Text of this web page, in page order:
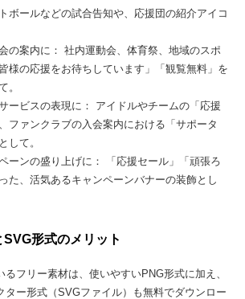
ボールなどの試合告知や、応援団の紹介アイコ
の案内に： 社内運動会、体育祭、地域のスポ
様の応援をお待ちしています」「観覧無料」を
。
ービスの表現に： アイドルやチームの「応援
ファンクラブの入会案内における「サポータ
して。
ーンの盛り上げに： 「応援セール」「頑張ろ
た、活気あるキャンペーンバナーの装飾とし
形式のメリット
るフリー素材は、使いやすいPNG形式に加え、
ター形式（SVGファイル）も無料でダウンロー